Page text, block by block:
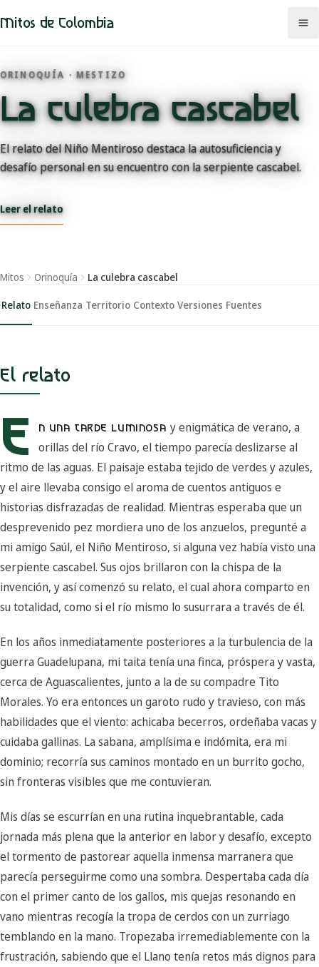
Mitos de Colombia
Mitos
Regiones
Comunidades
Categorías
Mapa
ORINOQUÍA · MESTIZO
La culebra cascabel
El relato del Niño Mentiroso destaca la autosuficiencia y
desafío personal en su encuentro con la serpiente cascabel.
Leer el relato
Mitos Orinoquía La culebra cascabel
Relato Enseñanza Territorio Contexto Versiones Fuentes
El relato
E N UNA TARDE LUMINOSA y enigmática de verano, a
orillas del río Cravo, el tiempo parecía deslizarse al
ritmo de las aguas. El paisaje estaba tejido de verdes y azules,
y el aire llevaba consigo el aroma de cuentos antiguos e
historias disfrazadas de realidad. Mientras esperaba que un
desprevenido pez mordiera uno de los anzuelos, pregunté a
mi amigo Saúl, el Niño Mentiroso, si alguna vez había visto una
serpiente cascabel. Sus ojos brillaron con la chispa de la
invención, y así comenzó su relato, el cual ahora comparto en
su totalidad, como si el río mismo lo susurrara a través de él.
En los años inmediatamente posteriores a la turbulencia de la
guerra Guadelupana, mi taita tenía una finca, próspera y vasta,
cerca de Aguascalientes, junto a la de su compadre Tito
Morales. Yo era entonces un garoto rudo y travieso, con más
habilidades que el viento: achicaba becerros, ordeñaba vacas y
cuidaba gallinas. La sabana, amplísima e indómita, era mi
dominio; recorría sus caminos montado en un burrito gocho,
sin fronteras visibles que me contuvieran.
Mis días se escurrían en una rutina inquebrantable, cada
jornada más plena que la anterior en labor y desafío, excepto
el tormento de pastorear aquella inmensa marranera que
parecía perseguirme como una sombra. Despertaba cada día
con el primer canto de los gallos, mis quejas resonando en
vano mientras recogía la tropa de cerdos con un zurriago
temblando en la mano. Tropezaba irremediablemente con la
frustración, sabiendo que el Llano tenía retos más dignos para